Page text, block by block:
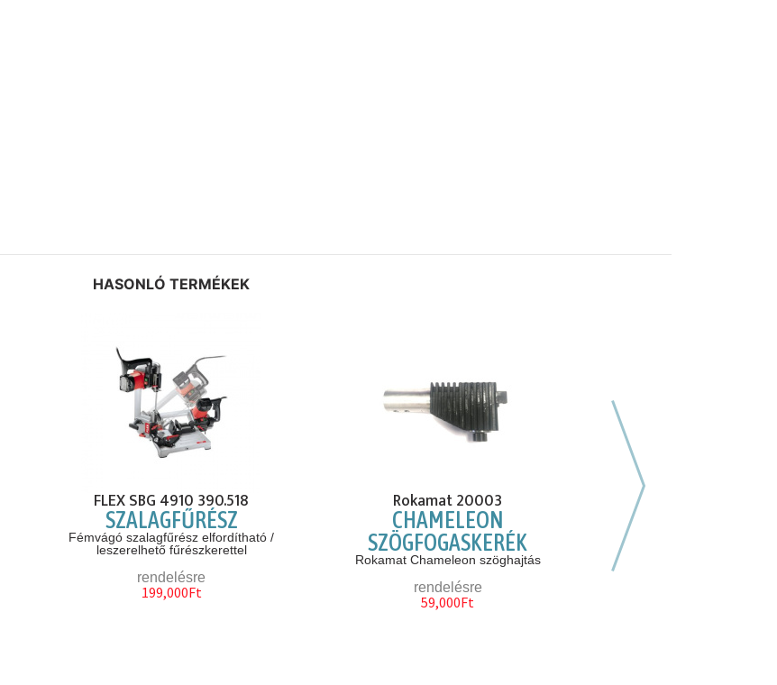
HASONLÓ TERMÉKEK
FLEX SBG 4910 390.518
SZALAGFŰRÉSZ
Fémvágó szalagfűrész elfordítható /
leszerelhető fűrészkerettel
rendelésre
199,000Ft
Rokamat 20003
CHAMELEON
SZÖGFOGASKERÉK
Rokamat Chameleon szöghajtás
rendelésre
59,000Ft
SKATE
Következő hasonló